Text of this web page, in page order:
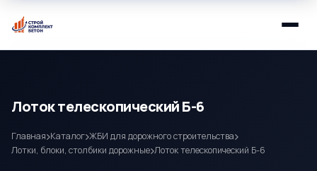
Лоток телескопический Б-6
Главная Каталог ЖБИ для дорожного строительства
Лотки, блоки, столбики дорожные Лоток телескопический Б-6